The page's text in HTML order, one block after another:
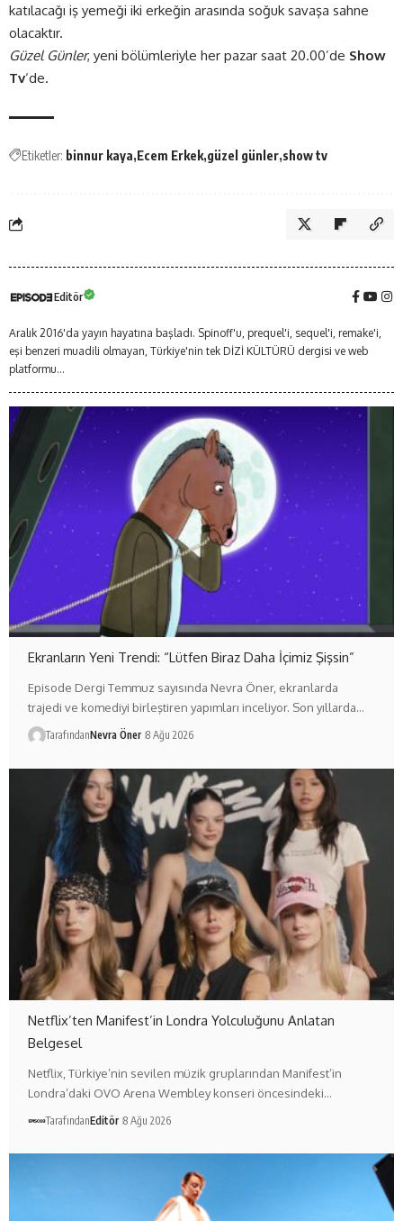
katılacağı iş yemeği iki erkeğin arasında soğuk savaşa sahne
olacaktır.
Güzel Günler, yeni bölümleriyle her pazar saat 20.00’de Show
Tv‘de.
Etiketler: binnur kaya Ecem Erkek güzel günler show tv
Editör
Aralık 2016'da yayın hayatına başladı. Spinoff'u, prequel'i, sequel'i, remake'i,
eşi benzeri muadili olmayan, Türkiye'nin tek DİZİ KÜLTÜRÜ dergisi ve web
platformu...
Ekranların Yeni Trendi: “Lütfen Biraz Daha İçimiz Şişsin”
Episode Dergi Temmuz sayısında Nevra Öner, ekranlarda
trajedi ve komediyi birleştiren yapımları inceliyor. Son yıllarda…
TarafındanNevra Öner 8 Ağu 2026
Netflix’ten Manifest’in Londra Yolculuğunu Anlatan
Belgesel
Netflix, Türkiye’nin sevilen müzik gruplarından Manifest’in
Londra’daki OVO Arena Wembley konseri öncesindeki…
TarafındanEditör 8 Ağu 2026